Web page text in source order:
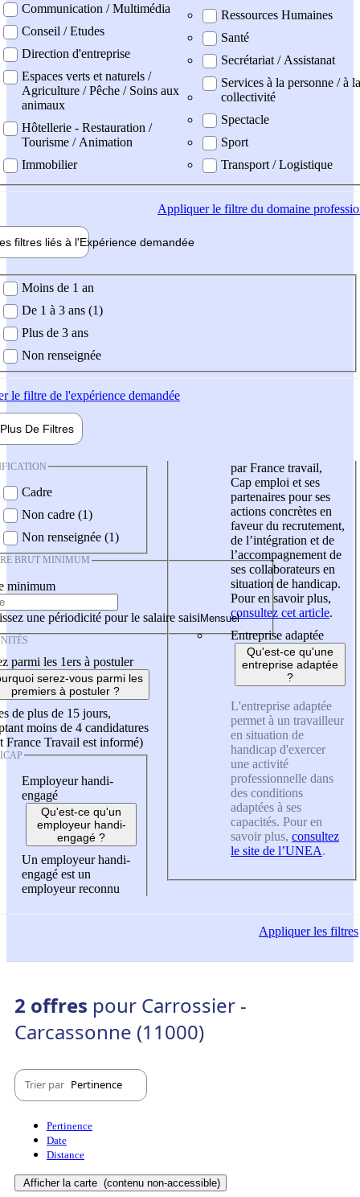
Communication / Multimédia
Conseil / Etudes
Direction d'entreprise
Espaces verts et naturels /
Agriculture / Pêche / Soins aux
animaux
Hôtellerie - Restauration /
Tourisme / Animation
Immobilier
Ressources Humaines
Santé
Secrétariat / Assistanat
Services à la personne / à la
collectivité
Spectacle
Sport
Transport / Logistique
Appliquerle filtre du domaine
filtres liés à l'Expérience demandée
demandée
Moins de 1 an
De 1 à 3 ans (1)
Plus de 3 ans
Non renseignée
le filtre de l'expérience demandée
Plus De Filtres
Cadre
Non cadre (1)
Non renseignée (1)
BRUT MINIMUM
minimum
une périodicité pour le salaire saisi
parmi les 1ers à postuler
serez-vous parmi les
premiers à postuler ?
de plus de 15 jours,
moins de 4 candidatures
France Travail est informé)
Employeur handi-
engagé
Qu'est-ce qu'un
employeur handi-
engagé ?
Un employeur handi-
engagé est un
employeur reconnu
par France travail,
Cap emploi et ses
partenaires pour ses
actions concrètes en
faveur du recrutement,
de l’intégration et de
l’accompagnement de
ses collaborateurs en
situation de handicap.
Pour en savoir plus,
consultez cet article.
Entreprise adaptée
Qu'est-ce qu'une
entreprise adaptée
?
L'entreprise adaptée
permet à un travailleur
en situation de
handicap d'exercer
une activité
professionnelle dans
des conditions
adaptées à ses
capacités. Pour en
savoir plus, consultez
le site de l’UNEA.
Appliquerles filtres
2 offres pour Carrossier -
Carcassonne (11000)
Trier par Pertinence
Pertinence
Date
Distance
Afficher la carte (contenu non-accessible)